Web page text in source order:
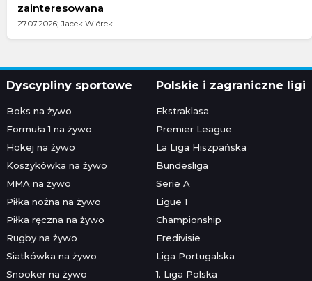
zainteresowana
27.07.2026; Jacek Wiórek
Dyscypliny sportowe
Boks na żywo
Formuła 1 na żywo
Hokej na żywo
Koszykówka na żywo
MMA na żywo
Piłka nożna na żywo
Piłka ręczna na żywo
Rugby na żywo
Siatkówka na żywo
Snooker na żywo
Polskie i zagraniczne ligi
Ekstraklasa
Premier League
La Liga Hiszpańska
Bundesliga
Serie A
Ligue 1
Championship
Eredivisie
Liga Portugalska
1. Liga Polska